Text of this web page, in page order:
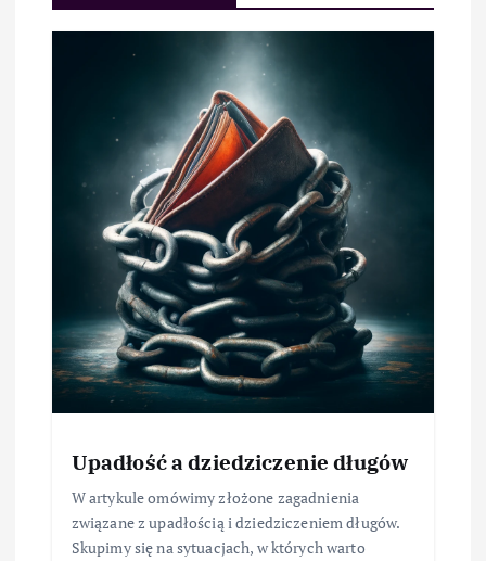
Upadłość a dziedziczenie długów
W artykule omówimy złożone zagadnienia
związane z upadłością i dziedziczeniem długów.
Skupimy się na sytuacjach, w których warto